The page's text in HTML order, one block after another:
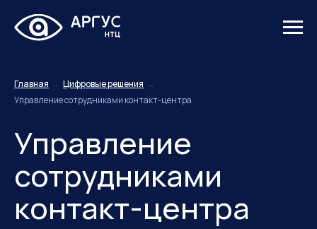
Управление
сотрудниками
контакт-центра
→
Главная
Цифровые решения
Управление сотрудниками контакт-центра
→